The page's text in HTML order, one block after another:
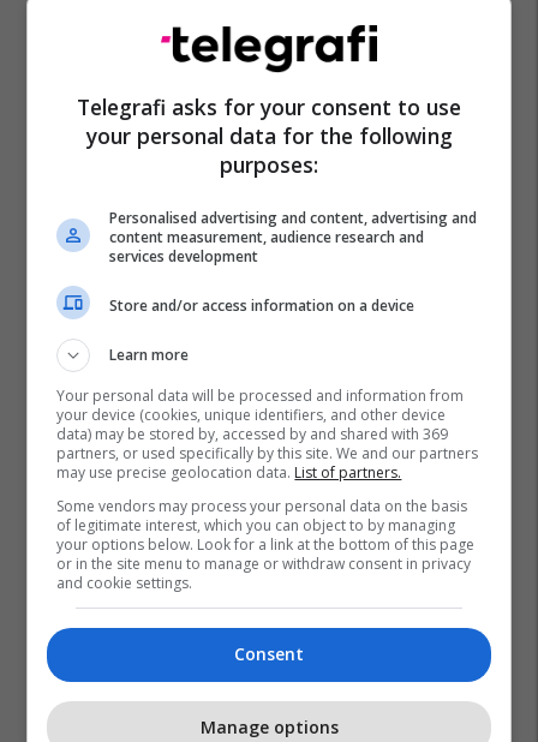
Telegrafi asks for your consent to use
your personal data for the following
purposes:
Personalised advertising and content, advertising and
content measurement, audience research and
services development
Store and/or access information on a device
Learn more
Your personal data will be processed and information from
your device (cookies, unique identifiers, and other device
data) may be stored by, accessed by and shared with 369
partners, or used specifically by this site. We and our partners
may use precise geolocation data. List of partners.
Some vendors may process your personal data on the basis
of legitimate interest, which you can object to by managing
your options below. Look for a link at the bottom of this page
or in the site menu to manage or withdraw consent in privacy
and cookie settings.
Consent
Manage options